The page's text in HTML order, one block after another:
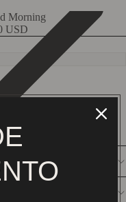
Morning
USD
y protegida